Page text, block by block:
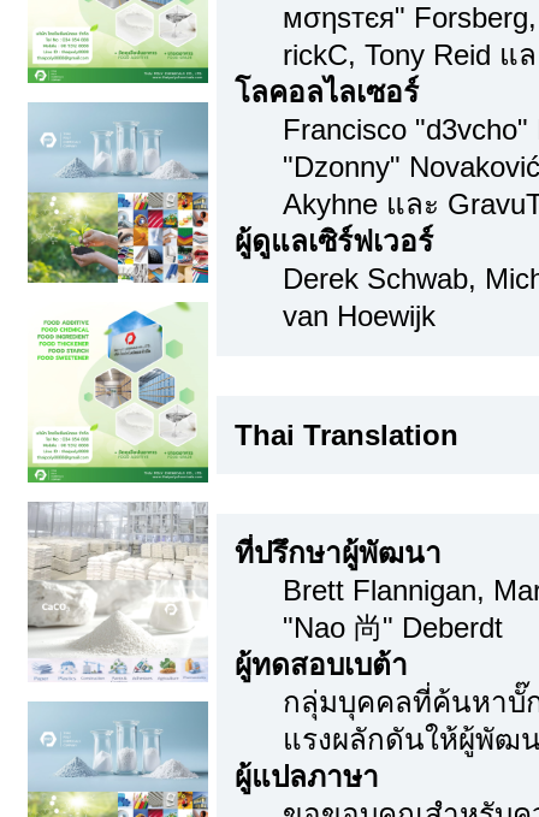
мσηѕтєя"
rickC, Tony Reid แ
โลคอลไลเซอร์
Francisco
"Dzonny"
Akyhne และ
ผู้ดูแลเซิร์ฟเวอร์
Derek Schwab,
van Hoewijk
Thai Translation
ที่ปรึกษาผู้พัฒนา
Brett Flannigan,
"Nao 尚" Deberdt
ผู้ทดสอบเบต้า
กลุ่มบุคคลที่ค้นหาบั๊
แรงผลักดันให้ผู้พัฒ
ผู้แปลภาษา